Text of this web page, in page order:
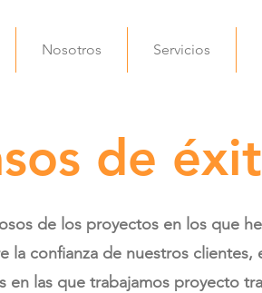
Nosotros Servicios
de
de los proyectos en los que
la confianza de nuestros clientes,
en las que trabajamos proyecto